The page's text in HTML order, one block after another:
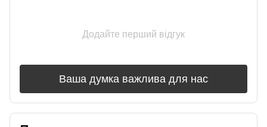
Додайте перший відгук
Ваша думка важлива для нас